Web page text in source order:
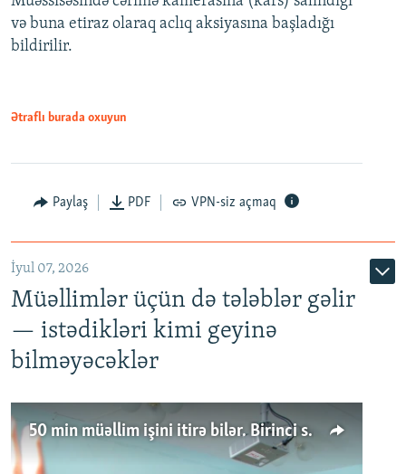
720p 1080p
1080p
və buna etiraz olaraq aclıq aksiyasına başladığı
bildirilir.
Ətraflı burada oxuyun
Paylaş PDF VPN-siz açmaq
İyul 07, 2026
Müəllimlər üçün də tələblər gəlir
— istədikləri kimi geyinə
bilməyəcəklər
50 min müəllim işini itirə bilər. Birinci sinfə gedənlər azalır